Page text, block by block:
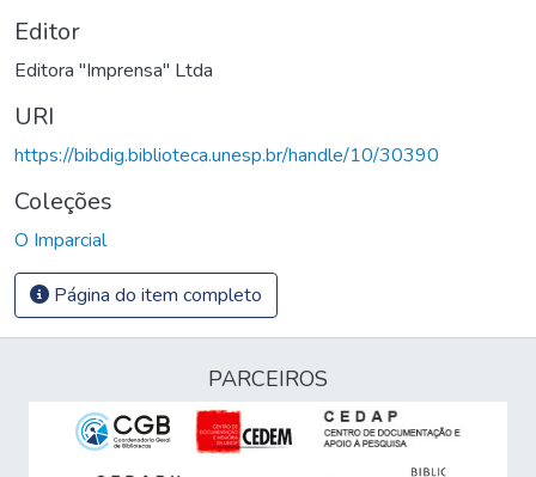
Editor
Editora "Imprensa" Ltda
URI
https://bibdig.biblioteca.unesp.br/handle/10/30390
Coleções
O Imparcial
Página do item completo
PARCEIROS